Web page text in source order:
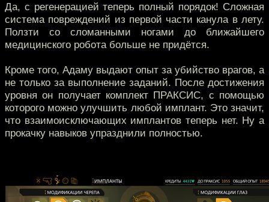
Да, с регенерацией теперь полный порядок! Сложная
система повреждений из первой части канула в лету.
Ползти со сломанными ногами до ближайшего
медицинского робота больше не придётся.
Кроме того, Адаму выдают опыт за убийство врагов, а
не только за выполнение заданий. После достижения
уровня он получает комплект ПРАКСИС, с помощью
которого можно улучшить любой имплант. Это значит,
что взаимоисключающих имплантов теперь нет. Ну а
прокачку навыков упразднили полностью.